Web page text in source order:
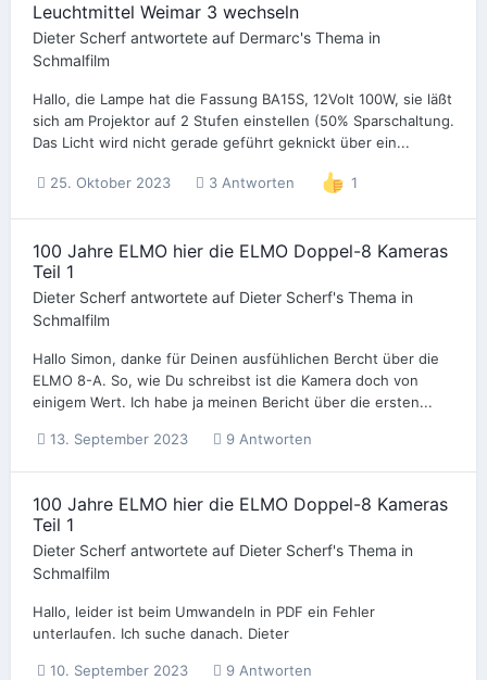
Leuchtmittel Weimar 3 wechseln
Dieter Scherf antwortete auf Dermarc's Thema in
Schmalfilm
Hallo, die Lampe hat die Fassung BA15S, 12Volt 100W, sie läßt
sich am Projektor auf 2 Stufen einstellen (50% Sparschaltung.
Das Licht wird nicht gerade geführt geknickt über ein...
25. Oktober 2023 3 Antworten 1
100 Jahre ELMO hier die ELMO Doppel-8 Kameras
Teil 1
Dieter Scherf antwortete auf Dieter Scherf's Thema in
Schmalfilm
Hallo Simon, danke für Deinen ausfühlichen Bercht über die
ELMO 8-A. So, wie Du schreibst ist die Kamera doch von
einigem Wert. Ich habe ja meinen Bericht über die ersten...
13. September 2023 9 Antworten
100 Jahre ELMO hier die ELMO Doppel-8 Kameras
Teil 1
Dieter Scherf antwortete auf Dieter Scherf's Thema in
Schmalfilm
Hallo, leider ist beim Umwandeln in PDF ein Fehler
unterlaufen. Ich suche danach. Dieter
10. September 2023 9 Antworten